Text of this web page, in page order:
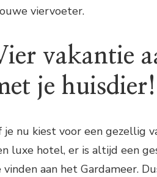
viervoeter.
vakantie
je huisdier!
je nu kiest voor een gezellig
luxe hotel, er is altijd een
vinden aan het Gardameer.